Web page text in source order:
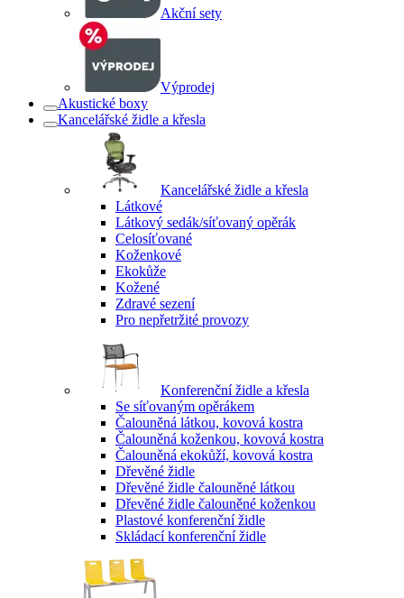
Akční sety
Výprodej
Akustické boxy
Kancelářské židle a křesla
Kancelářské židle a křesla
Látkové
Látkový sedák/síťovaný opěrák
Celosíťované
Koženkové
Ekokůže
Kožené
Zdravé sezení
Pro nepřetržité provozy
Konferenční židle a křesla
Se síťovaným opěrákem
Čalouněná látkou, kovová kostra
Čalouněná koženkou, kovová kostra
Čalouněná ekokůží, kovová kostra
Dřevěné židle
Dřevěné židle čalouněné látkou
Dřevěné židle čalouněné koženkou
Plastové konferenční židle
Skládací konferenční židle